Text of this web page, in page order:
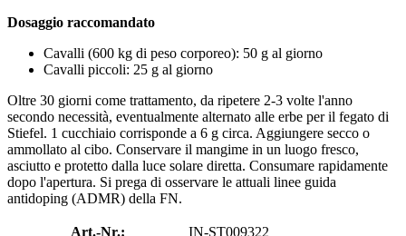
Dosaggio raccomandato
Cavalli (600 kg di peso corporeo): 50 g al giorno
Cavalli piccoli: 25 g al giorno
Oltre 30 giorni come trattamento, da ripetere 2-3 volte l'anno
secondo necessità, eventualmente alternato alle erbe per il fegato di
Stiefel. 1 cucchiaio corrisponde a 6 g circa. Aggiungere secco o
ammollato al cibo. Conservare il mangime in un luogo fresco,
asciutto e protetto dalla luce solare diretta. Consumare rapidamente
dopo l'apertura. Si prega di osservare le attuali linee guida
antidoping (ADMR) della FN.
Art.-Nr.:
IN-ST009322